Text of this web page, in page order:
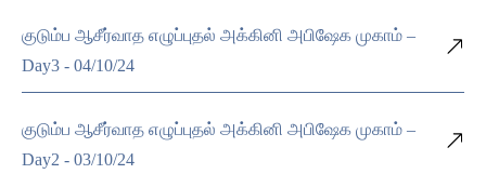
குடும்ப ஆசீர்வாத எழுப்புதல் அக்கினி அபிஷேக முகாம் –
Day3 - 04/10/24
குடும்ப ஆசீர்வாத எழுப்புதல் அக்கினி அபிஷேக முகாம் –
Day2 - 03/10/24